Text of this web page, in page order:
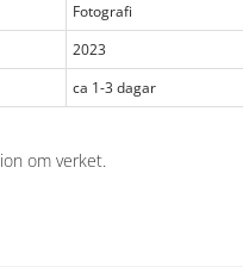
Fotografi
2023
ca 1-3 dagar
om verket.